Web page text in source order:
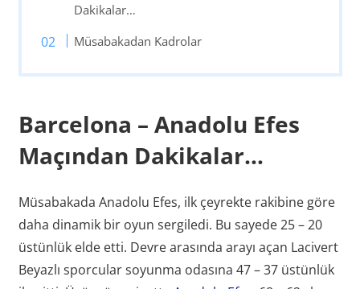
Dakikalar…
Müsabakadan Kadrolar
Barcelona – Anadolu Efes
Maçından Dakikalar…
Müsabakada Anadolu Efes, ilk çeyrekte rakibine göre
daha dinamik bir oyun sergiledi. Bu sayede 25 – 20
üstünlük elde etti. Devre arasında arayı açan Lacivert
Beyazlı sporcular soyunma odasına 47 – 37 üstünlük